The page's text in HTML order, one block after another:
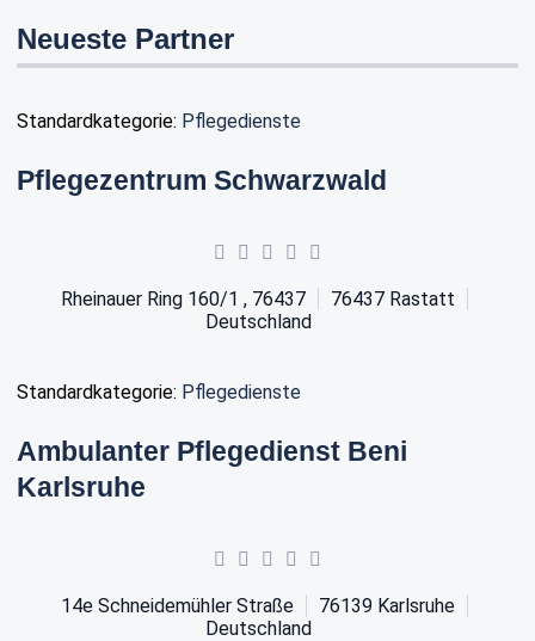
Neueste Partner
Standardkategorie: Pflegedienste
Pflegezentrum Schwarzwald
Rheinauer Ring 160/1 , 76437 76437 Rastatt
Deutschland
Standardkategorie: Pflegedienste
Ambulanter Pflegedienst Beni
Karlsruhe
14e Schneidemühler Straße 76139 Karlsruhe
Deutschland